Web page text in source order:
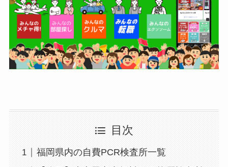
目次
福岡県内の自費PCR検査所一覧